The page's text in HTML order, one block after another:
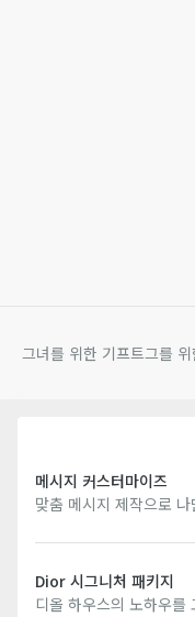
그녀를 위한 기프트그를
메시지 커스터마이즈
맞춤 메시지 제작으로
Dior 시그니처 패키지
디올 하우스의 노하우를